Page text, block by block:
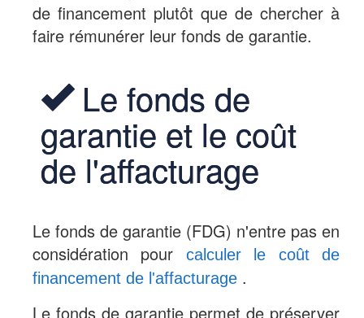
de financement plutôt que de chercher à
faire rémunérer leur fonds de garantie.
Le fonds de
garantie et le coût
de l'affacturage
Le fonds de garantie (FDG) n'entre pas en
considération pour
calculer le coût de
financement de l'affacturage .
Le fonds de garantie permet de préserver